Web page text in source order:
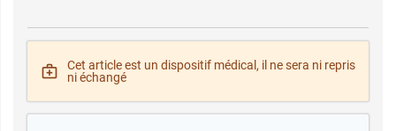
Cet article est un dispositif médical, il ne sera ni repris
ni échangé